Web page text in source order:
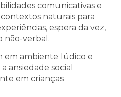
comunicativas e
naturais para
espera da vez,
não-verbal.
em ambiente lúdico e
ansiedade social
em crianças